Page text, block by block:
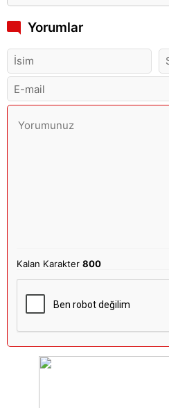
Yorumlar
Kalan Karakter800